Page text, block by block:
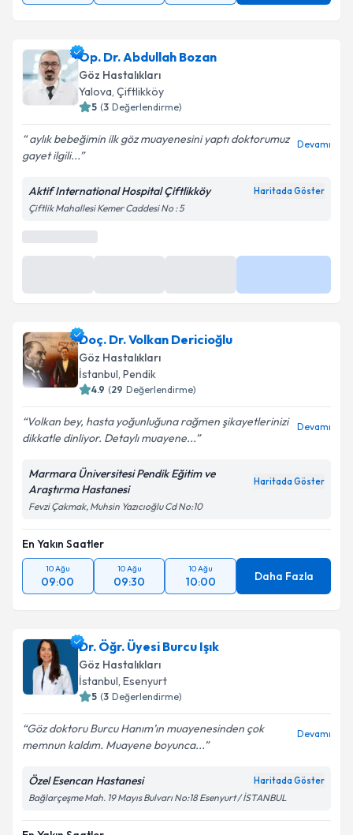
Op. Dr. Abdullah Bozan
Göz Hastalıkları
Yalova, Çiftlikköy
5 (3 Değerlendirme)
aylık bebeğimin ilk göz muayenesini yaptı doktorumuz
gayet ilgili...
Devamı
Aktif International Hospital Çiftlikköy Haritada Göster
Çiftlik Mahallesi Kemer Caddesi No : 5
Doç. Dr. Volkan Dericioğlu
Göz Hastalıkları
İstanbul, Pendik
4.9 (29 Değerlendirme)
Volkan bey, hasta yoğunluğuna rağmen şikayetlerinizi
dikkatle dinliyor. Detaylı muayene...
Devamı
Marmara Üniversitesi Pendik Eğitim ve
Araştırma Hastanesi
Haritada Göster
Fevzi Çakmak, Muhsin Yazıcıoğlu Cd No:10
En Yakın Saatler
10 Ağu
09:00
10 Ağu
09:30
10 Ağu
10:00 Daha Fazla
Dr. Öğr. Üyesi Burcu Işık
Göz Hastalıkları
İstanbul, Esenyurt
5 (3 Değerlendirme)
Göz doktoru Burcu Hanım’ın muayenesinden çok
memnun kaldım. Muayene boyunca...
Devamı
Özel Esencan Hastanesi Haritada Göster
Bağlarçeşme Mah. 19 Mayıs Bulvarı No:18 Esenyurt / İSTANBUL